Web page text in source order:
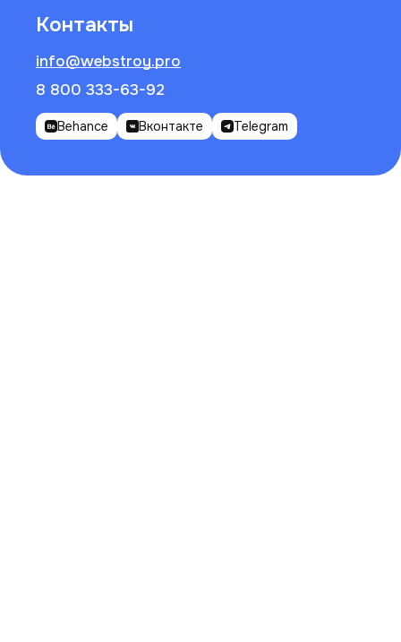
Контакты
info@webstroy.pro
8 800 333-63-92
Behance Вконтакте Telegram